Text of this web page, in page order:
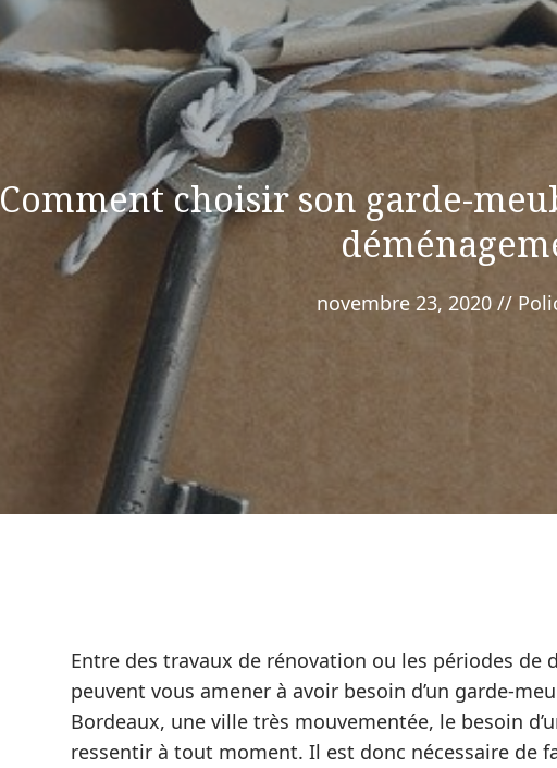
Comment choisir son garde-
novembre 23, 2020 //
Entre des travaux de rénovation ou les périodes
peuvent vous amener à avoir besoin d’un garde-
Bordeaux, une ville très mouvementée, le besoin
ressentir à tout moment. Il est donc nécessaire de